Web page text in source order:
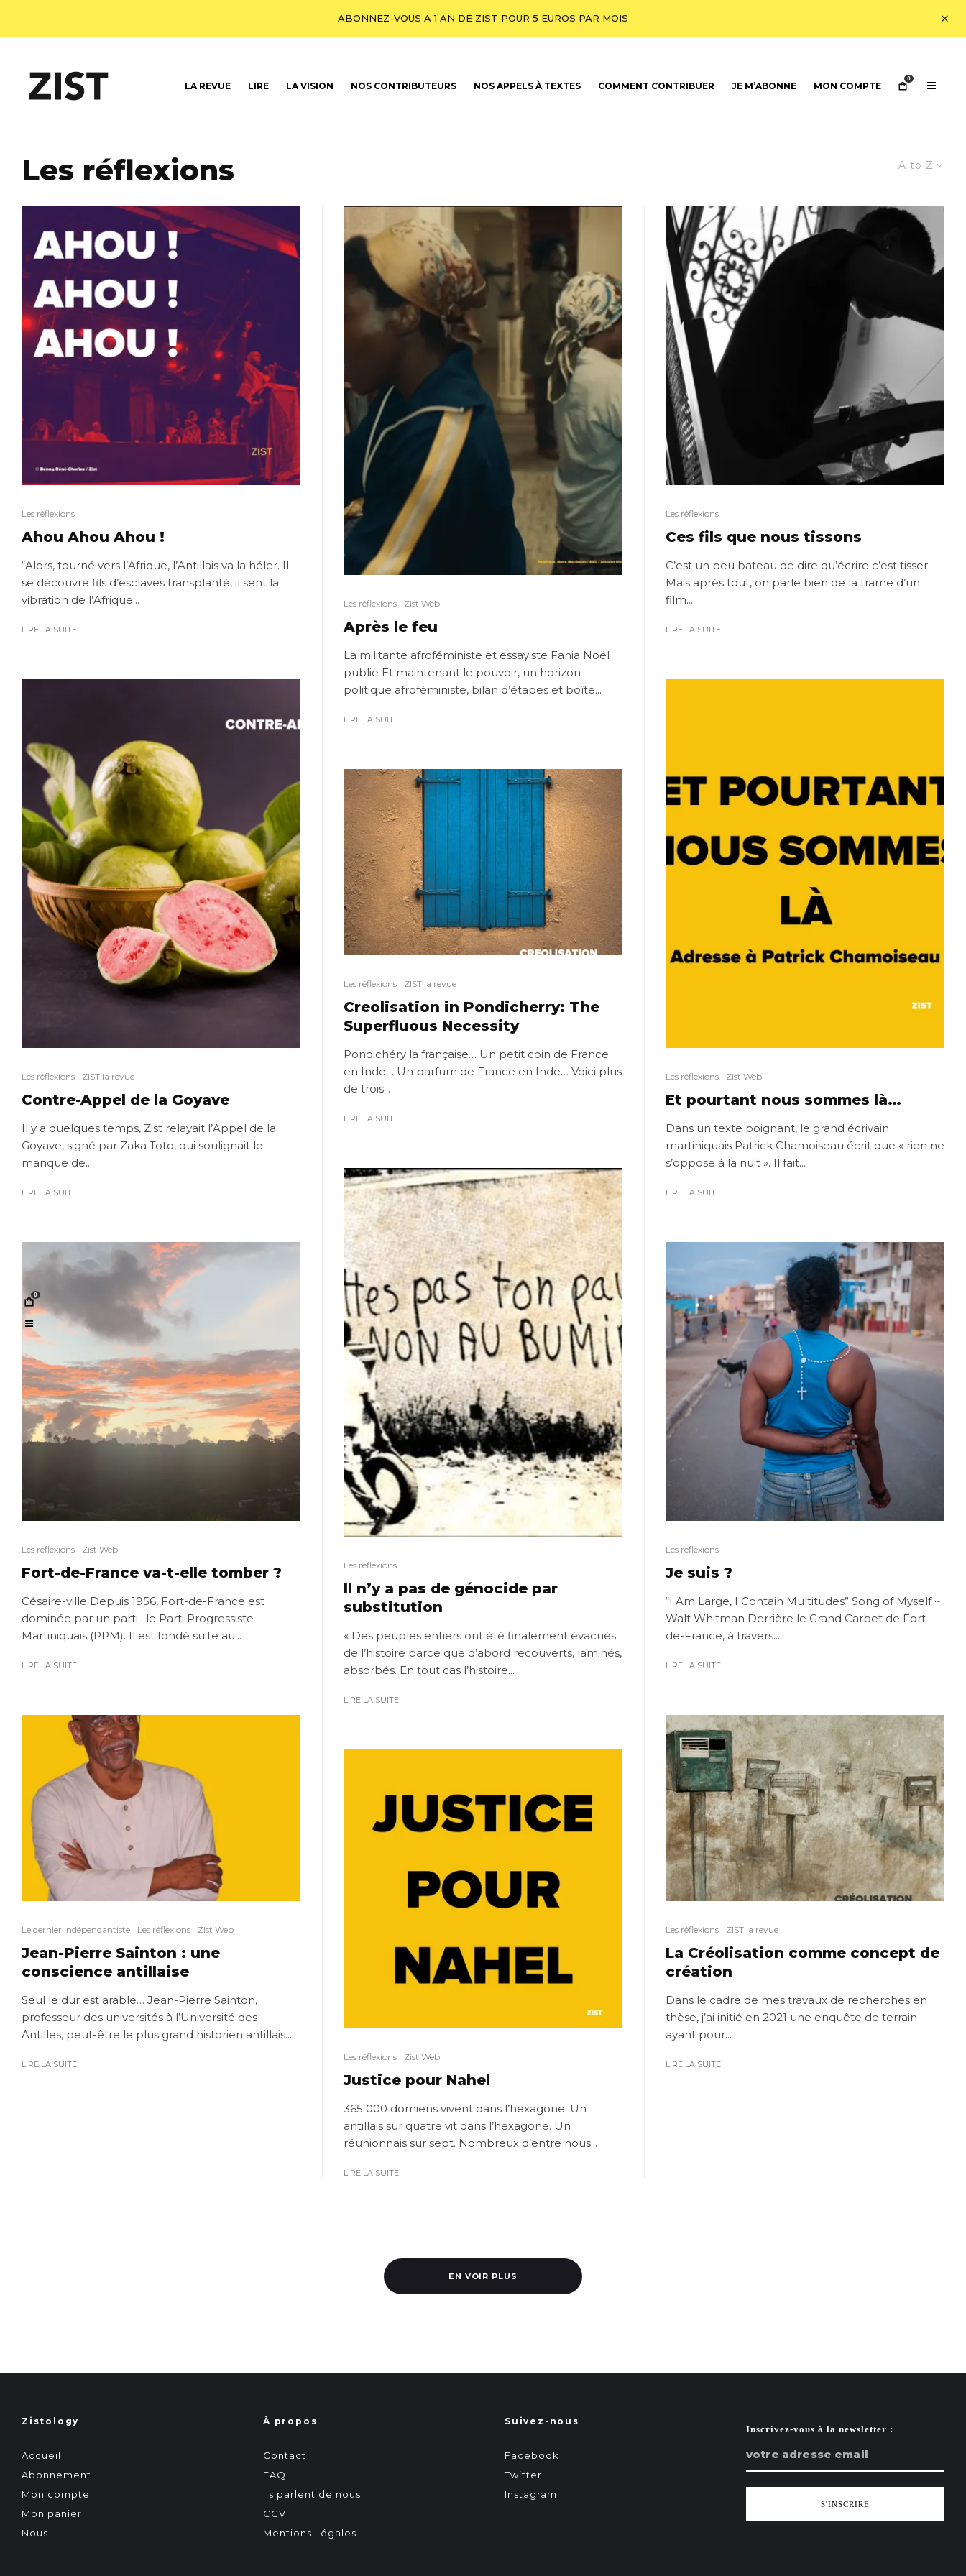
ABONNEZ-VOUS A 1 AN DE ZIST POUR 5 EUROS PAR MOIS
LA REVUE LIRE LA VISION NOS CONTRIBUTEURS NOS APPELS À TEXTES COMMENT CONTRIBUER JE M’ABONNE MON COMPTE
0
A to Z
Les réflexions
Les réflexions
Ahou Ahou Ahou !
“Alors, tourné vers l’Afrique, l’Antillais va la héler. Il
se découvre fils d’esclaves transplanté, il sent la
vibration de l’Afrique...
LIRE LA SUITE
Les réflexions ZIST la revue
Contre-Appel de la Goyave
Il y a quelques temps, Zist relayait l’Appel de la
Goyave, signé par Zaka Toto, qui soulignait le
manque de...
LIRE LA SUITE
Les réflexions Zist Web
Fort-de-France va-t-elle tomber ?
Césaire-ville Depuis 1956, Fort-de-France est
dominée par un parti : le Parti Progressiste
Martiniquais (PPM). Il est fondé suite au...
LIRE LA SUITE
Le dernier indépendantiste Les réflexions Zist Web
Jean-Pierre Sainton : une
conscience antillaise
Seul le dur est arable… Jean-Pierre Sainton,
professeur des universités à l’Université des
Antilles, peut-être le plus grand historien antillais...
LIRE LA SUITE
Les réflexions Zist Web
Après le feu
La militante afroféministe et essayiste Fania Noël
publie Et maintenant le pouvoir, un horizon
politique afroféministe, bilan d’étapes et boîte...
LIRE LA SUITE
Les réflexions ZIST la revue
Creolisation in Pondicherry: The
Superfluous Necessity
Pondichéry la française… Un petit coin de France
en Inde… Un parfum de France en Inde… Voici plus
de trois...
LIRE LA SUITE
Les réflexions
Il n’y a pas de génocide par
substitution
« Des peuples entiers ont été finalement évacués
de l’histoire parce que d’abord recouverts, laminés,
absorbés. En tout cas l’histoire...
LIRE LA SUITE
Les réflexions Zist Web
Justice pour Nahel
365 000 domiens vivent dans l’hexagone. Un
antillais sur quatre vit dans l’hexagone. Un
réunionnais sur sept. Nombreux d’entre nous...
LIRE LA SUITE
Les réflexions
Ces fils que nous tissons
C’est un peu bateau de dire qu’écrire c’est tisser.
Mais après tout, on parle bien de la trame d’un
film...
LIRE LA SUITE
Les réflexions Zist Web
Et pourtant nous sommes là…
Dans un texte poignant, le grand écrivain
martiniquais Patrick Chamoiseau écrit que « rien ne
s’oppose à la nuit ». Il fait...
LIRE LA SUITE
Les réflexions
Je suis ?
“I Am Large, I Contain Multitudes” Song of Myself ~
Walt Whitman Derrière le Grand Carbet de Fort-
de-France, à travers...
LIRE LA SUITE
Les réflexions ZIST la revue
La Créolisation comme concept de
création
Dans le cadre de mes travaux de recherches en
thèse, j’ai initié en 2021 une enquête de terrain
ayant pour...
LIRE LA SUITE
EN VOIR PLUS
Zistology
Accueil
Abonnement
Mon compte
Mon panier
Nous
À propos
Contact
FAQ
Ils parlent de nous
CGV
Mentions Légales
Suivez-nous
Facebook
Twitter
Instagram
Inscrivez-vous à la newsletter :
0